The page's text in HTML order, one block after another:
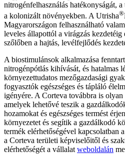
nitrogénfelhasználás hatékonyságát,
a kolonizált növényekben. A Utrisha®
Magyarországon felhasználható
leveles állapottól a virágzás
szőlőben a hajtás, levélfejlődés
A biostimulánsok alkalmazása
nitrogénpótlás kihívását, és hatalmas
környezettudatos mezőgazdasági
fogyasztók egészséges és tápláló
igényére. A Corteva továbbra is
amelyek lehetővé teszik a
hozamokat és egészséges termést
környezetet és segítik a gazdálkodó
termék elérhetőségével kapcsolatban
a Corteva területi képviselőitől és
elérhetőségét a vállalat weboldalán